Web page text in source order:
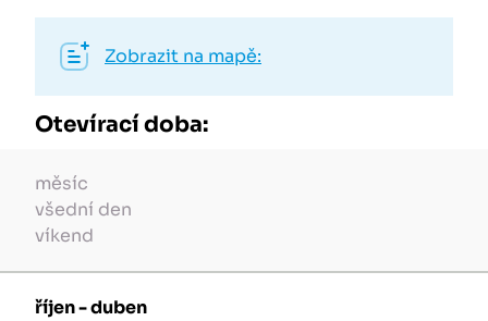
Zobrazit na mapě:
Otevírací doba:
měsíc
všední den
víkend
říjen - duben